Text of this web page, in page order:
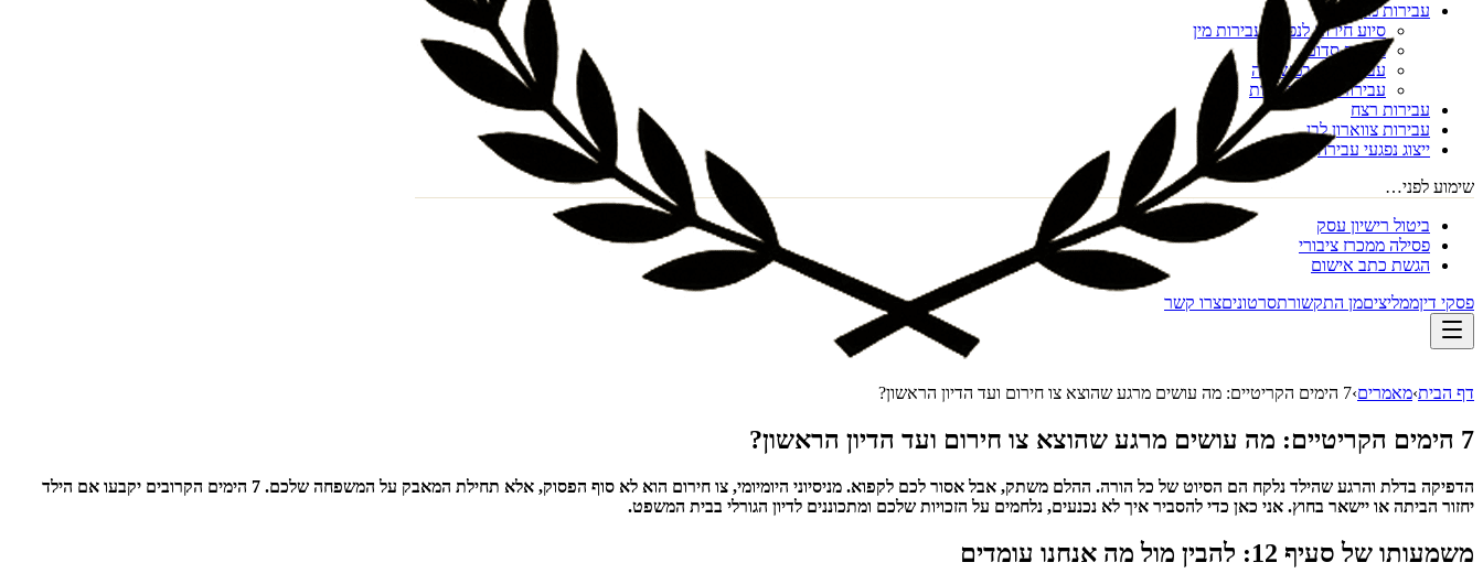
עבירות מין
סיוע חירום לנפגעי עבירות מין
מעשה סדום
עבירות מין במשפחה
עבירות מין דיגיטליות
עבירות רצח
עבירות צווארון לבן
ייצוג נפגעי עבירה
שימוע לפני…
ביטול רישיון עסק
פסילה ממכרז ציבורי
הגשת כתב אישום
פסקי דיןממליציםמן התקשורתסרטוניםצרו קשר
דף הבית›מאמרים›7 הימים הקריטיים: מה עושים מרגע שהוצא צו חירום ועד הדיון הראשון?
7 הימים הקריטיים: מה עושים מרגע שהוצא צו חירום ועד הדיון הראשון?
הדפיקה בדלת והרגע שהילד נלקח הם הסיוט של כל הורה. ההלם משתק, אבל אסור לכם לקפוא. מניסיוני היומיומי, צו חירום הוא לא סוף הפסוק, אלא תחילת המאבק על המשפחה שלכם. 7 הימים הקרובים יקבעו אם הילד
יחזור הביתה או יישאר בחוץ. אני כאן כדי להסביר איך לא נכנעים, נלחמים על הזכויות שלכם ומתכוננים לדיון הגורלי בבית המשפט.
משמעותו של סעיף 12: להבין מול מה אנחנו עומדים